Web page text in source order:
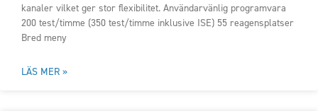
kanaler vilket ger stor flexibilitet. Användarvänlig programvara
200 test/timme (350 test/timme inklusive ISE) 55 reagensplatser
Bred meny
LÄS MER »